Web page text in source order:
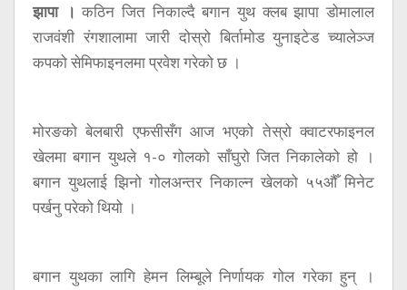
झापा । कठिन जित निकाल्दै बगान युथ क्लब झापा डोमालाल
राजवंशी रंगशालामा जारी दोस्रो बिर्तामोड युनाइटेड च्यालेञ्ज
कपको सेमिफाइनलमा प्रवेश गरेको छ ।
मोरङको बेलबारी एफसीसँग आज भएको तेस्रो क्वाटरफाइनल
खेलमा बगान युथले १-० गोलको साँघुरो जित निकालेको हो ।
बगान युथलाई झिनो गोलअन्तर निकाल्न खेलको ५५औँ मिनेट
पर्खनु परेको थियो ।
बगान युथका लागि हेमन लिम्बूले निर्णायक गोल गरेका हुन् ।